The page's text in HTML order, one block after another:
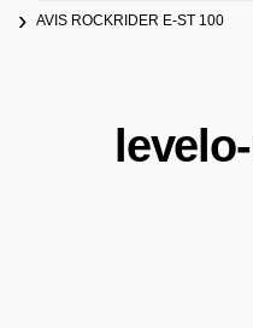
AVIS ROCKRIDER E-ST 100